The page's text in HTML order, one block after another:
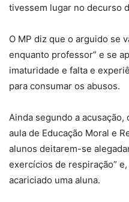
tivessem lugar no decurso
O MP diz que o arguido se
enquanto professor” e se
imaturidade e falta e
para consumar os abusos.
Ainda segundo a
aula de Educação Moral e
alunos deitarem-se
exercícios de respiração”
acariciado uma aluna.